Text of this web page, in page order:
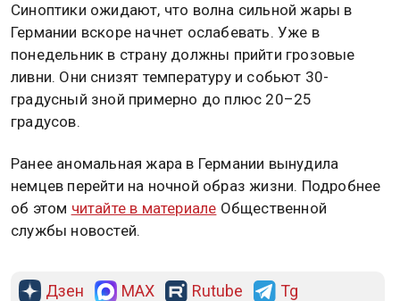
Синоптики ожидают, что волна сильной жары в
Германии вскоре начнет ослабевать. Уже в
понедельник в страну должны прийти грозовые
ливни. Они снизят температуру и собьют 30-
градусный зной примерно до плюс 20–25
градусов.
Ранее аномальная жара в Германии вынудила
немцев перейти на ночной образ жизни. Подробнее
об этом читайте в материале Общественной
службы новостей.
Дзен MAX Rutube Tg